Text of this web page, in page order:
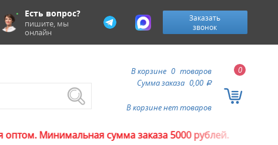
Есть вопрос?
пишите, мы
онлайн
Заказать
звонок
0
В корзине 0 товаров
Сумма заказа 0,00 a
В корзине нет товаров
сумма заказа 5000 рублей.